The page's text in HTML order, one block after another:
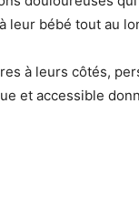
leur bébé tout au
à leurs côtés,
et accessible